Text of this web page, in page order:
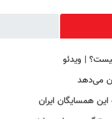
| ویدئو
می‌دهد
همسایگان ایران